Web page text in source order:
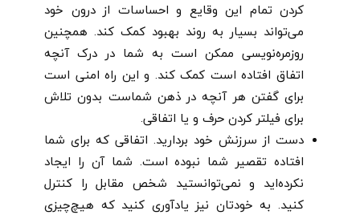
کردن تمام این وقایع و احساسات از درون خود
می‌تواند بسیار به روند بهبود کمک کند. همچنین
روزمره‌نویسی ممکن است به شما در درک آنچه
اتفاق افتاده است کمک کند. و این راه امنی است
برای گفتن هر آنچه در ذهن شماست بدون تلاش
برای فیلتر کردن حرف و یا اتفاقی.
دست از سرزنش خود بردارید. اتفاقی که برای شما
افتاده تقصیر شما نبوده است. شما آن را ایجاد
نکرده‌اید و نمی‌توانستید شخص مقابل را کنترل
کنید. به خودتان نیز یادآوری کنید که هیچ‌چیزی